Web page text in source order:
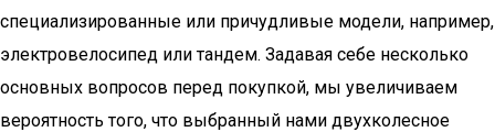
специализированные или причудливые модели, например,
электровелосипед или тандем. Задавая себе несколько
основных вопросов перед покупкой, мы увеличиваем
вероятность того, что выбранный нами двухколесное